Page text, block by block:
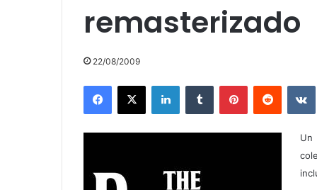
remasterizado
22/08/2009
Facebook
X LinkedInTumblr PinterestReddit
Un